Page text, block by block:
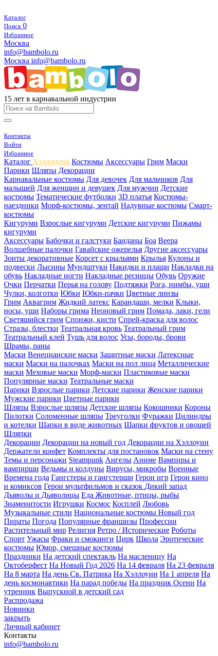
Каталог
Поиск 0
Избранное
Москва
info@bambolo.ru
Москва info@bambolo.ru
15 лет в карнавальной индустрии
Контакты
Войти
Избранное
Каталог Хэлллоуин Костюмы Аксессуары Грим Маски
Парики Шляпы Декорации
Карнавальные костюмы Для девочек Для мальчиков Для
малышей Для женщин и девушек Для мужчин Детские
костюмы Тематические футболки 3D платья Костюмы-
наездники Морф-костюмы, зентай Надувные костюмы Смарт-
костюмы
Кигуруми Взрослые кигуруми Детские кигуруми Пижамы
кигуруми
Аксессуары Бабочки и галстуки Банданы Боа Веера
Волшебные палочки Гавайские ожерелья Другие аксессуары
Зонты декоративные Корсет с крыльями Крылья Кулоны и
подвески Лысины Мундштуки Накидки и плащи Накладки на
обувь Накладные ногти Накладные ресницы Обувь Оружие
Очки Перчатки Перья на голову Подтяжки Рога, нимбы, уши
Чулки, колготки Юбки Юбки-пачки Цветные линзы
Грим Аквагрим Жидкий латекс Карандаши, мелки Клыки,
носы, уши Наборы грима Неоновый грим Помада, лаки, гели
Светящийся грим Спонжи, кисти Спрей-краска для волос
Стразы, блестки Театральная кровь Театральный грим
Театральный клей Тушь для волос Усы, бороды, брови
Шрамы, раны
Маски Венецианские маски Защитные маски Латексные
маски Маски на палочках Маски на пол лица Металлические
маски Меховые маски Морф-маски Пластиковые маски
Популярные маски Театральные маски
Парики Взрослые парики Детские парики Женские парики
Мужские парики Цветные парики
Шляпы Взрослые шляпы Детские шляпы Кокошники Короны
Пилотки Соломенные шляпы Треуголки Фуражки Цилиндры
и котелки Шапки в виде животных Шапки фруктов и овощей
Шляпки
Декорации Декорации на новый год Декорации на Хэллоуин
Держатели конфет Комплекты для постановок Маски на стену
Темы и персонажи Steampunk Ангелы Аниме Вампиры и
вампирши Ведьмы и колдуны Вирусы, микробы Военные
Времена года Гангстеры и гангстерши Герои игр Герои кино
и комиксов Герои мультфильмов и сказок Дикий запад
Дьяволы и Дьяволицы Еда Животные, птицы, рыбы
Знаменитости Игрушки Космос Косплей Любовь
Музыкальные стили Национальные костюмы Новый год
Пираты Погода Популярные франшизы Профессии
Растительный мир Религия Ретро / Исторические Роботы
Спорт Ужасы Фраки и смокинги Цирк Школа Эротические
костюмы Юмор, смешные костюмы
Праздники На детский спектакль На масленицу На
Октоберфест На Новый Год 2026 На 14 февраля На 23 февраля
На 8 марта На день Св. Патрика На Хэллоуин На 1 апреля На
день космонавтики На парад победы На праздник Осени На
утренник Выпускной в детский сад
Распродажа
Новинки
закрыть
Личный кабинет
Контакты
info@bambolo.ru